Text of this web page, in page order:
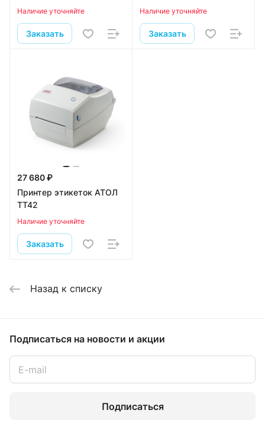
Наличие уточняйте
Заказать
Наличие уточняйте
Заказать
27 680 ₽
Принтер этикеток АТОЛ
ТТ42
Наличие уточняйте
Заказать
Назад к списку
Подписаться на новости и акции
Подписаться